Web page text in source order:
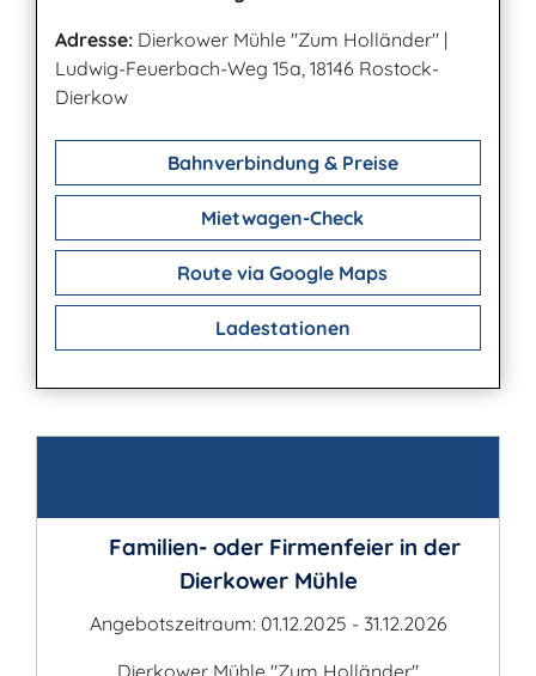
Adresse: Dierkower Mühle "Zum Holländer" |
Ludwig-Feuerbach-Weg 15a, 18146 Rostock-
Dierkow
Bahnverbindung & Preise
Mietwagen-Check
Route via Google Maps
Ladestationen
Familien- oder Firmenfeier in der
Dierkower Mühle
Angebotszeitraum: 01.12.2025 - 31.12.2026